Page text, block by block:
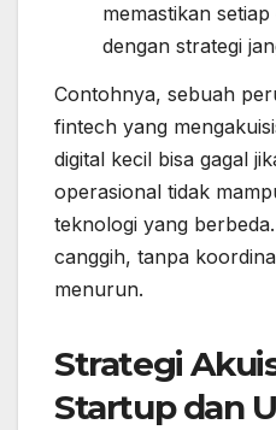
memastikan
dengan strategi
Contohnya, sebuah
fintech yang
digital kecil bisa gagal
operasional tidak
teknologi yang
canggih, tanpa
menurun.
Strategi
Startup dan